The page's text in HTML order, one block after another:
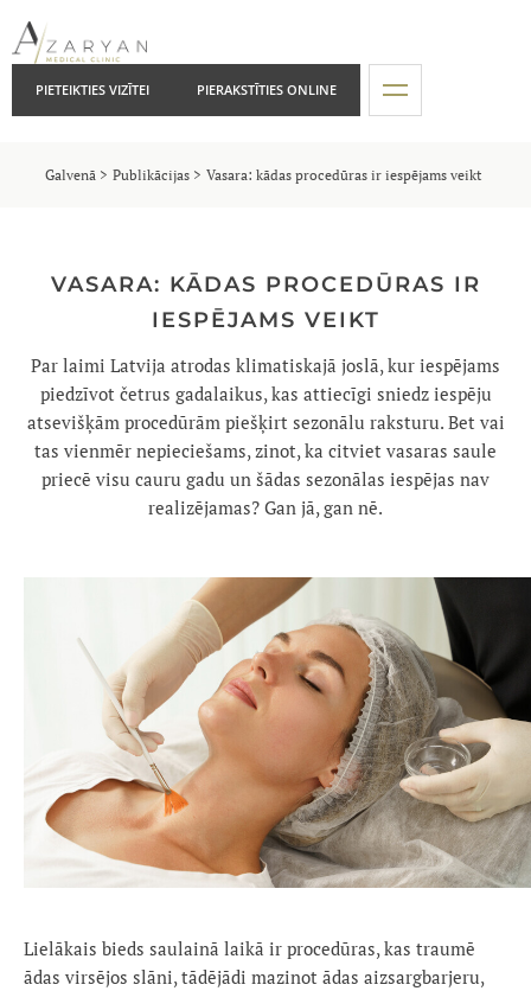
PIETEIKTIES VIZĪTEI PIERAKSTĪTIES ONLINE
Galvenā Publikācijas Vasara: kādas procedūras ir iespējams veikt
VASARA: KĀDAS PROCEDŪRAS IR
IESPĒJAMS VEIKT
Par laimi Latvija atrodas klimatiskajā joslā, kur iespējams
piedzīvot četrus gadalaikus, kas attiecīgi sniedz iespēju
atsevišķām procedūrām piešķirt sezonālu raksturu. Bet vai
tas vienmēr nepieciešams, zinot, ka citviet vasaras saule
priecē visu cauru gadu un šādas sezonālas iespējas nav
realizējamas? Gan jā, gan nē.
Lielākais bieds saulainā laikā ir procedūras, kas traumē
ādas virsējos slāni, tādējādi mazinot ādas aizsargbarjeru,